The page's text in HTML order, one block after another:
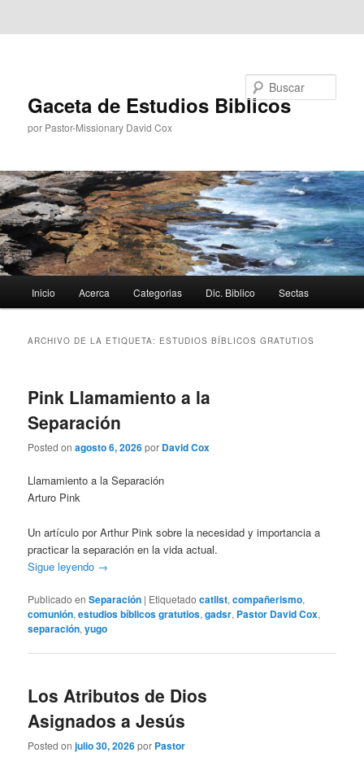
Gaceta de Estudios Biblicos
por Pastor-Missionary David Cox
principal
Inicio Acerca Categorias Dic. Biblico Sectas
ARCHIVO DE LA ETIQUETA: ESTUDIOS BÍBLICOS GRATUTIOS
Pink Llamamiento a la
Separación
Posted onagosto 6, 2026por David Cox
Llamamiento a la Separación
Arturo Pink
Un artículo por Arthur Pink sobre la necesidad y importancia a
practicar la separación en la vida actual.
Sigue leyendo →
Publicado en Separación | Etiquetado catlist,compañerismo,
comunión,estudios bíblicos gratutios,gadsr, Pastor David Cox,
separación,yugo
Los Atributos de Dios
Asignados a Jesús
Posted onjulio 30, 2026por Pastor